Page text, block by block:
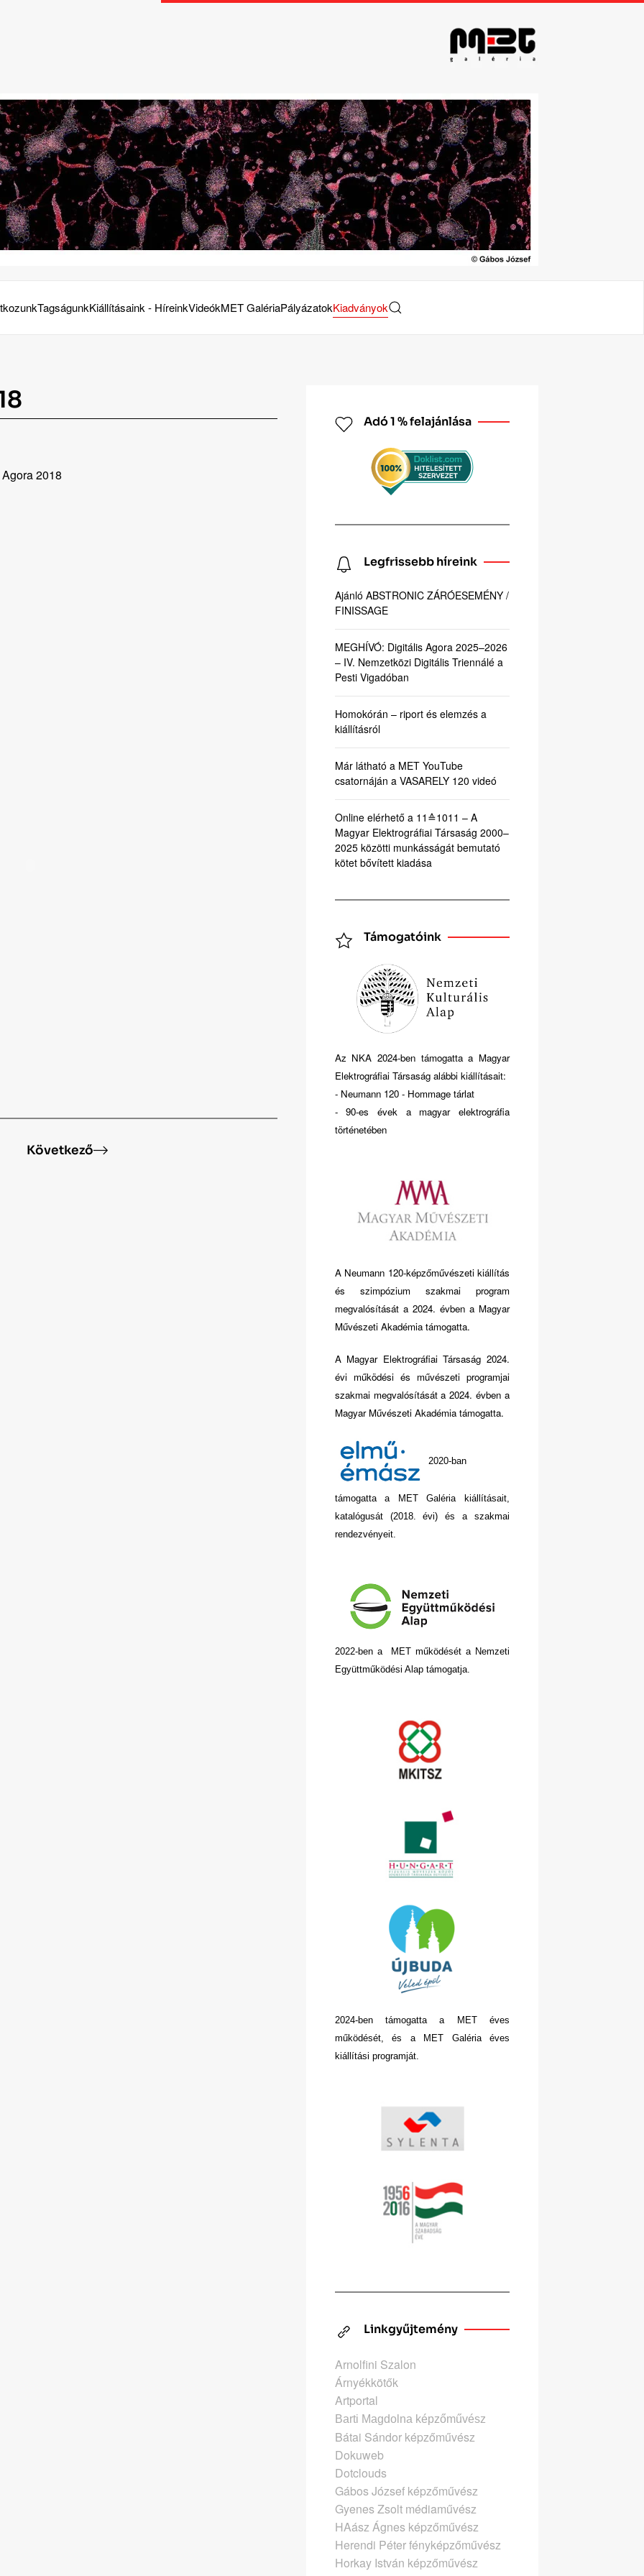
TagságunkKiállításaink - HíreinkVideókMET GalériaPályázatokKiadványok
2018
Következő
Adó 1 % felajánlása
Legfrissebb híreink
Ajánló ABSTRONIC ZÁRÓESEMÉNY /
FINISSAGE
MEGHÍVÓ: Digitális Agora 2025–2026
– IV. Nemzetközi Digitális Triennálé a
Pesti Vigadóban
Homokórán – riport és elemzés a
kiállításról
Már látható a MET YouTube
csatornáján a VASARELY 120 videó
Online elérhető a 11≙1011 – A
Magyar Elektrográfiai Társaság 2000–
2025 közötti munkásságát bemutató
kötet bővített kiadása
Támogatóink
Az NKA 2024-ben támogatta a Magyar
Elektrográfiai Társaság alábbi kiállításait:
- Neumann 120 - Hommage tárlat
- 90-es évek a magyar elektrográfia
történetében
A Neumann 120-képzőművészeti kiállítás
és szimpózium szakmai program
megvalósítását a 2024. évben a Magyar
Művészeti Akadémia támogatta.
A Magyar Elektrográfiai Társaság 2024.
évi működési és művészeti programjai
szakmai megvalósítását a 2024. évben a
Magyar Művészeti Akadémia támogatta.
2020-ban
támogatta a MET Galéria kiállításait,
katalógusát (2018. évi) és a szakmai
rendezvényeit.
2022-ben a MET működését a Nemzeti
Együttműködési Alap támogatja.
2024-ben támogatta a MET éves
működését, és a MET Galéria éves
kiállítási programját.
Linkgyűjtemény
Arnolfini Szalon
Árnyékkötők
Artportal
Barti Magdolna képzőművész
Bátai Sándor képzőművész
Dokuweb
Dotclouds
Gábos József képzőművész
Gyenes Zsolt médiaművész
HAász Ágnes képzőművész
Herendi Péter fényképzőművész
Horkay István képzőművész